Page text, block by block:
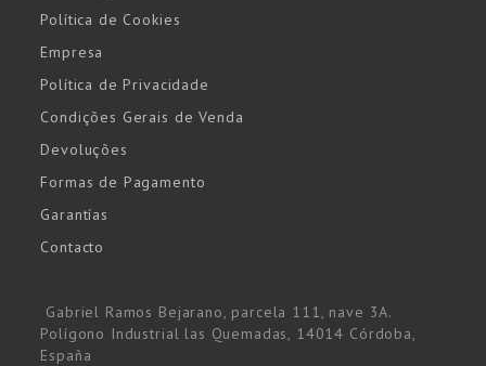
Política de Cookies
Empresa
Política de Privacidade
Condições Gerais de Venda
Devoluções
Formas de Pagamento
Garantías
Contacto
Gabriel Ramos Bejarano, parcela 111, nave 3A.
Polígono Industrial las Quemadas, 14014 Córdoba,
España